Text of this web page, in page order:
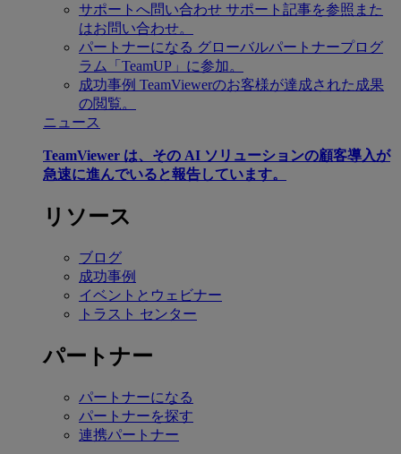
サポートへ問い合わせ サポート記事を参照また
はお問い合わせ。
パートナーになる グローバルパートナープログ
ラム「TeamUP」に参加。
成功事例 TeamViewerのお客様が達成された成果
の閲覧。
ニュース
TeamViewer は、その AI ソリューションの顧客導入が
急速に進んでいると報告しています。
リソース
ブログ
成功事例
イベントとウェビナー
トラスト センター
パートナー
パートナーになる
パートナーを探す
連携パートナー